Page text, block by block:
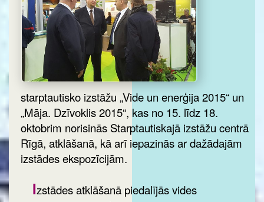
starptautisko izstāžu „Vide un enerģija 2015“ un
„Māja. Dzīvoklis 2015“, kas no 15. līdz 18.
oktobrim norisinās Starptautiskajā izstāžu centrā
Rīgā, atklāšanā, kā arī iepazinās ar dažādajām
izstādes ekspozīcijām.
Izstādes atklāšanā piedalījās vides